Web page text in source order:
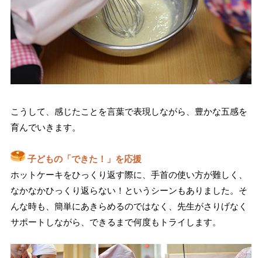
こうして、感じたことを言葉で表現しながら、豊かな五感を
育んでいきます。
子どもの「できた！」を応援
ホットケーキをひっくり返す際に、手首の使い方が難しく、
なかなかひっくり返らない！というシーンもありました。そ
んな時も、簡単にあきらめるのではなく、先生がさりげなく
サポートしながら、できるまで何度もトライします。